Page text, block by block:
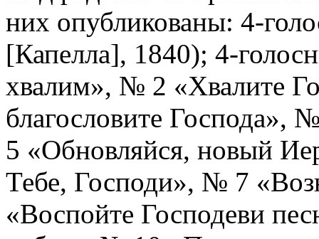
них опубликованы: 4-
[Капелла], 1840); 4-
хвалим», № 2 «Хвалите
благословите
5 «Обновляйся, новый
Тебе, Господи», № 7
«Воспойте Господеви